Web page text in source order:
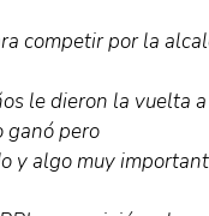
competir por la
le dieron la vuelta
ganó pero
y algo muy